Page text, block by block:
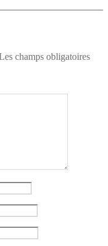
champs obligatoires